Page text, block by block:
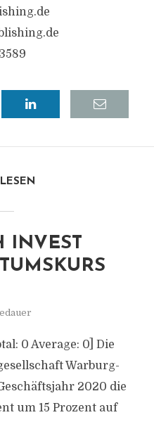
INVEST
0 Average: 0] Die
Warburg-
2020 die
um 15 Prozent auf